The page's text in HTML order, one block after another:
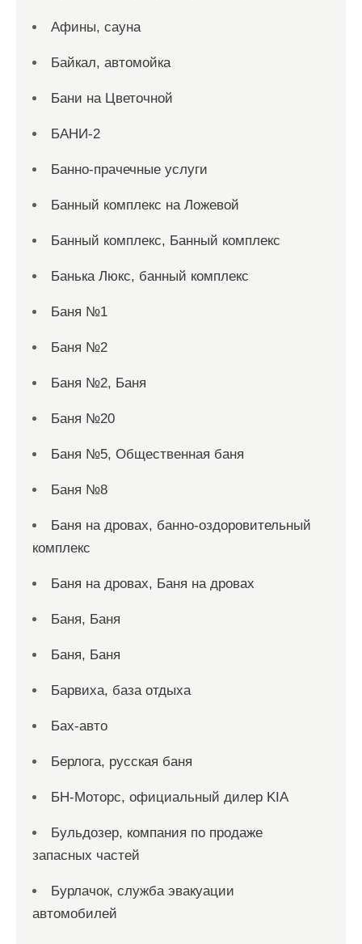
Афины, сауна
Байкал, автомойка
Бани на Цветочной
БАНИ-2
Банно-прачечные услуги
Банный комплекс на Ложевой
Банный комплекс, Банный комплекс
Банька Люкс, банный комплекс
Баня №1
Баня №2
Баня №2, Баня
Баня №20
Баня №5, Общественная баня
Баня №8
Баня на дровах, банно-оздоровительный
комплекс
Баня на дровах, Баня на дровах
Баня, Баня
Баня, Баня
Барвиха, база отдыха
Бах-авто
Берлога, русская баня
БН-Моторс, официальный дилер KIA
Бульдозер, компания по продаже
запасных частей
Бурлачок, служба эвакуации
автомобилей